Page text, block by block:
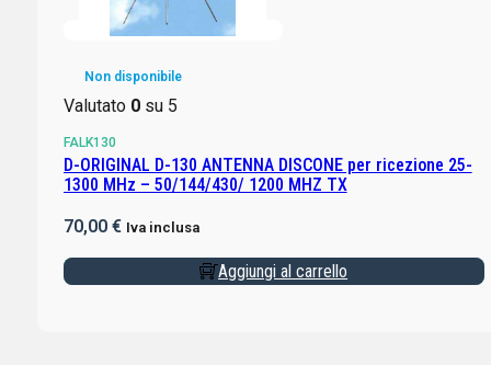
Non disponibile
Valutato 0su 5
FALK130
D-ORIGINAL D-130 ANTENNA DISCONE per ricezione 25-
1300 MHz – 50/144/430/ 1200 MHZ TX
70,00 € Iva inclusa
Aggiungi al carrello